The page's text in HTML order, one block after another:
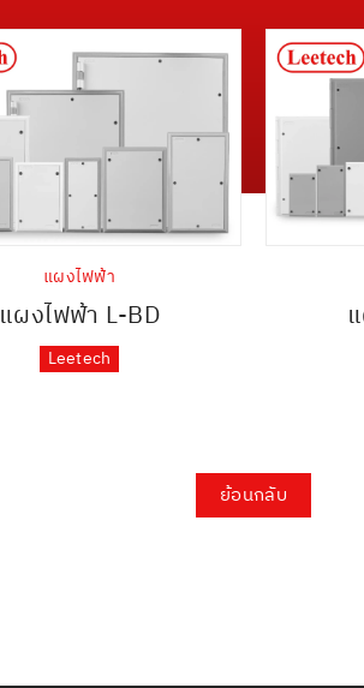
แผงไฟฟ้า
แผงไฟฟ้า L-BD
Leetech
ย้อนกลับ